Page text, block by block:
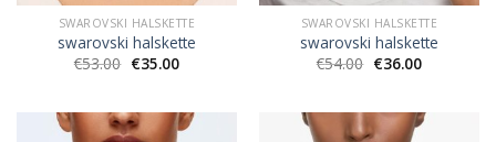
SWAROVSKI HALSKETTE
swarovski halskette
€53.00 €35.00
SWAROVSKI HALSKETTE
swarovski halskette
€54.00 €36.00